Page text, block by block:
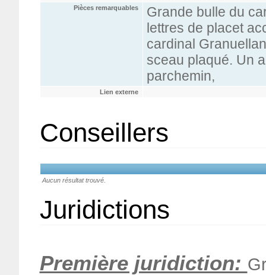
Pièces remarquables
Grande bulle du
lettres de placet
cardinal
sceau plaqué. Un
parchemin,
Lien externe
Conseillers
Aucun résultat trouvé.
Juridictions
Première juridiction: